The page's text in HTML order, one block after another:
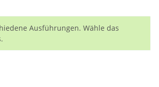
Ausführungen. Wähle das